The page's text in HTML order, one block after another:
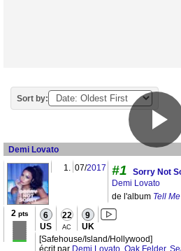
Sort by:
Demi Lovato
1. 07/2017 #1
Sorry Not
Demi Lovato
de l'album Tell
2 pts 6
US
22
AC
9
UK
[Safehouse/Island/Hollywood]
écrit par Demi Lovato Oak Felder,